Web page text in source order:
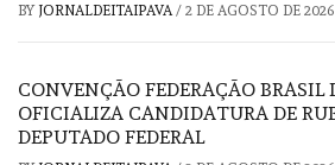
BY JORNALDEITAIPAVA/ 2 DE AGOSTO DE 2026
CONVENÇÃO FEDERAÇÃO BRASIL
OFICIALIZA CANDIDATURA DE
DEPUTADO FEDERAL